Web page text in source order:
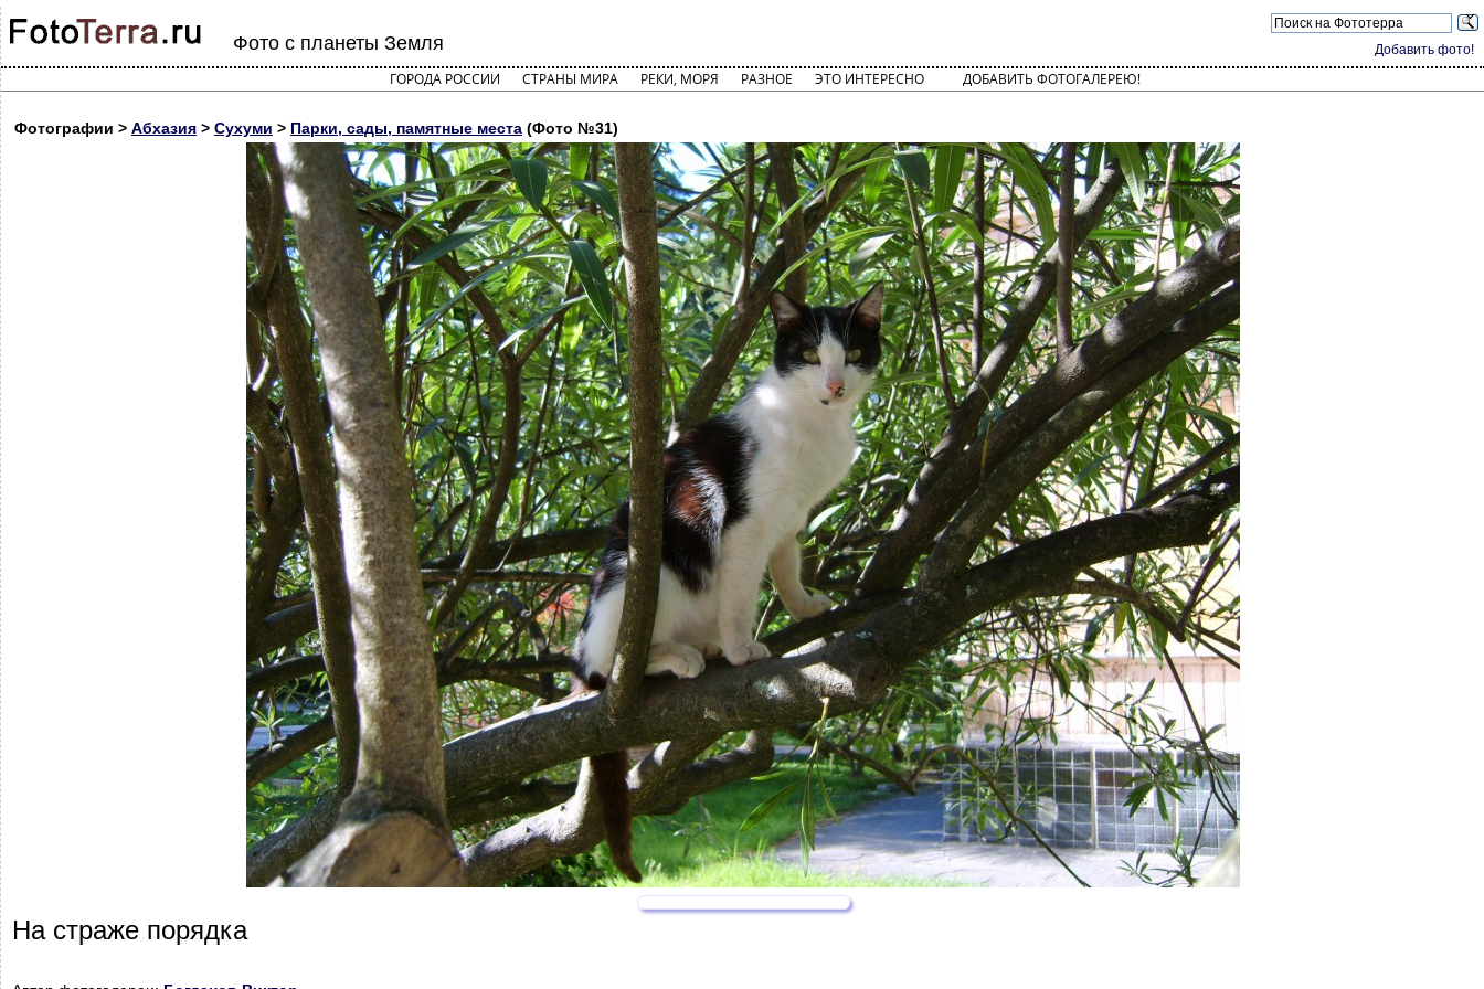
Добавить фото!
Фото с планеты Земля
ГОРОДА РОССИИ СТРАНЫ МИРА РЕКИ, МОРЯ РАЗНОЕ ЭТО ИНТЕРЕСНО ДОБАВИТЬ ФОТОГАЛЕРЕЮ!
Фотографии > Абхазия > Сухуми > Парки, сады, памятные места (Фото №31)
На страже порядка